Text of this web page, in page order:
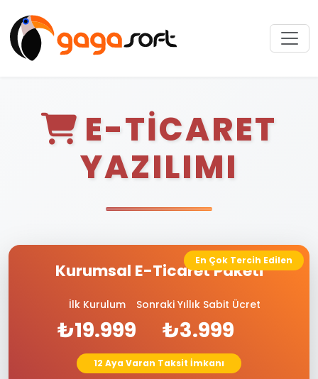
E-TICARET
YAZILIMI
En Çok Tercih Edilen
Kurumsal E-Ticaret Paketi
İlk Kurulum
₺19.999
Sonraki Yıllık Sabit Ücret
₺3.999
12 Aya Varan Taksit İmkanı